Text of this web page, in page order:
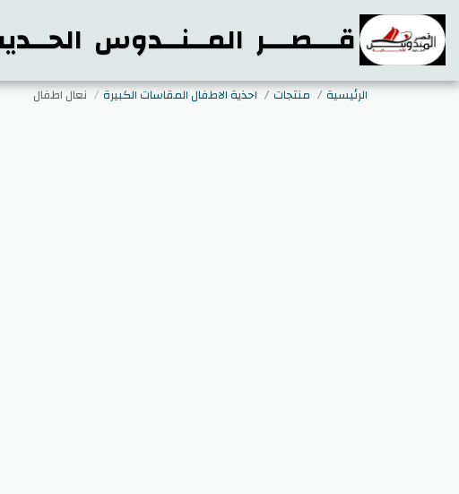
قـــصـــر المــنــدوس
الرئيسية منتجات احذية الاطفال المقاسات الكبيرة نعال اطفال